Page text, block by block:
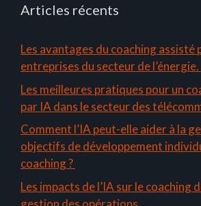
Articles récents
Les avantages du coaching assisté
entreprises du secteur de l’énergie.
Les meilleures pratiques pour un
par IA dans le secteur des
Comment l’IA peut-elle aider à la
objectifs de développement
coaching ?
Les impacts de l’IA sur le coaching